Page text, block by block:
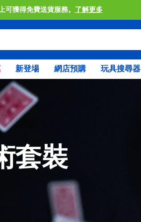
獲得免費送貨服務。 了解更多
新登場 網店預購 玩具搜尋器
套裝